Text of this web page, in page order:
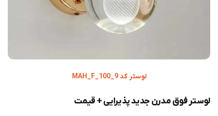
لوستر کد MAH_F_100_9
لوستر فوق مدرن جدید پذیرایی + قیمت